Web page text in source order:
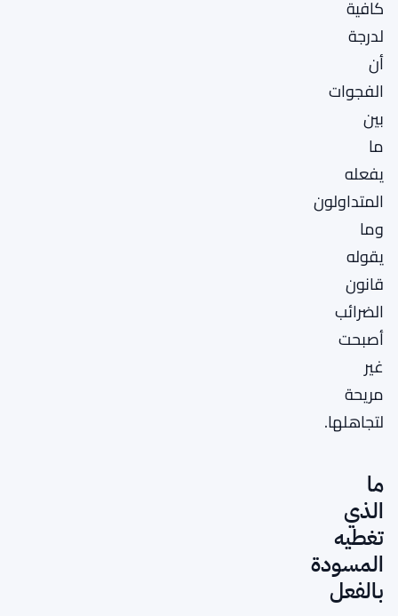
كافية
لدرجة
أن
الفجوات
بين
ما
يفعله
المتداولون
وما
يقوله
قانون
الضرائب
أصبحت
غير
مريحة
لتجاهلها.
ما
الذي
تغطيه
المسودة
بالفعل